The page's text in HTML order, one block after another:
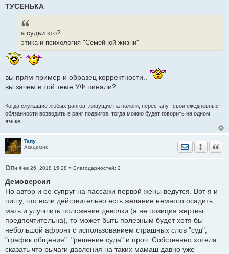
о
о
ТУСЕНЬКА
а судьи кто?
этика и психология "Семейной жизни"
вы прям пример и образец корректности..
вы зачем в той теме УФ пинали?
Когда служащие любых рангов, живущие на налоги, перестанут свои ежедневные
обязанности возводить в ранг подвигов, тогда можно будет говорить на одном
языке.
Tatty
Академик
Отправить
о
б
е
н
е
Пн Фев 26, 2018 15:28 » Благодарностей: 2
Демоверсия
Но автор и ее супруг на пассажи первой жены ведутся. Вот я и
пишу, что если действительно есть желание немного осадить
мать и улучшить положение девочки (а не позиция жертвы
предпочтительна), то может быть полезным будет хотя бы
небольшой афронт с использованием страшных слов "суд",
"график общения", "решение суда" и проч. Собственно хотела
сказать что рычаги давления на таких мамаш давно уже